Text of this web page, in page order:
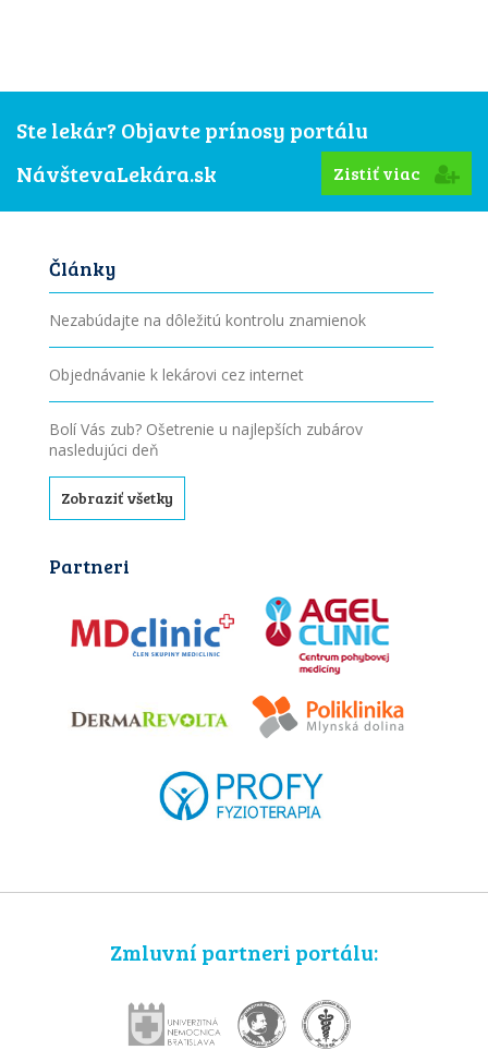
Ste lekár? Objavte prínosy portálu
NávštevaLekára.sk
Zistiť viac
Články
Nezabúdajte na dôležitú kontrolu znamienok
Objednávanie k lekárovi cez internet
Bolí Vás zub? Ošetrenie u najlepších zubárov
nasledujúci deň
Zobraziť všetky
Partneri
Zmluvní partneri portálu: